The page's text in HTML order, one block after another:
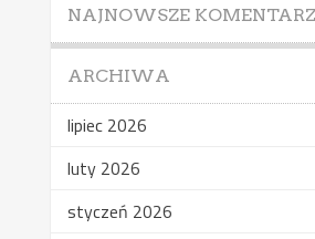
NAJNOWSZE
ARCHIWA
lipiec 2026
luty 2026
styczeń 2026